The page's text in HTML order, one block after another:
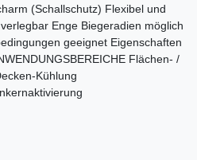
(Schallschutz) Flexibel und
Enge Biegeradien möglich
geeignet Eigenschaften
Flächen- /
Kühlung